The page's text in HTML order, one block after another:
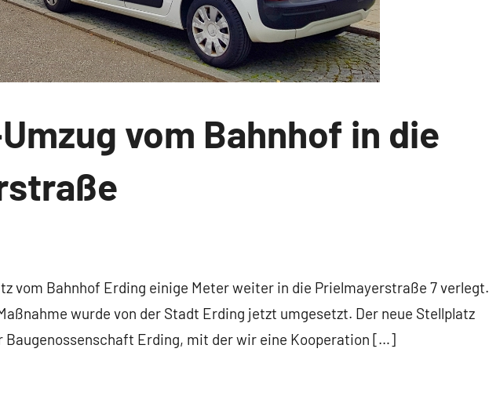
vom Bahnhof in die
vom Bahnhof Erding einige Meter weiter in die Prielmayerstraße 7 verlegt.
wurde von der Stadt Erding jetzt umgesetzt. Der neue Stellplatz
Baugenossenschaft Erding, mit der wir eine Kooperation […]